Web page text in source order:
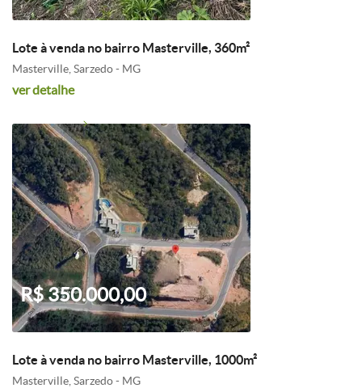
Lote à venda no bairro Masterville, 360m²
Masterville, Sarzedo - MG
ver detalhe
R$ 350.000,00
Lote à venda no bairro Masterville, 1000m²
Masterville, Sarzedo - MG